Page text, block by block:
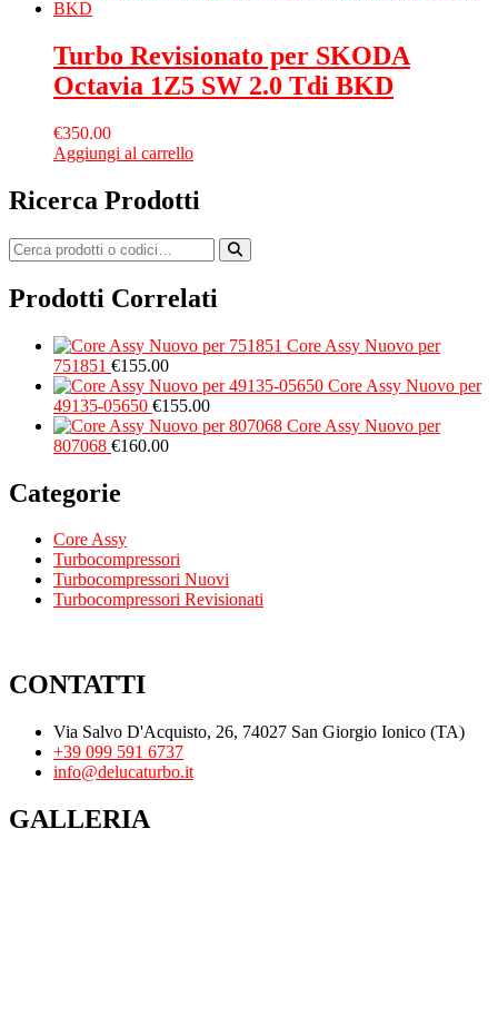
Turbo Revisionato per SKODA
Octavia 1Z5 SW 2.0 Tdi BKD
€350.00
Aggiungi al carrello
Ricerca Prodotti
Prodotti Correlati
Core Assy Nuovo per
751851 €155.00
Core Assy Nuovo per
49135-05650 €155.00
Core Assy Nuovo per
807068 €160.00
Categorie
Core Assy
Turbocompressori
Turbocompressori Nuovi
Turbocompressori Revisionati
CONTATTI
Via Salvo D'Acquisto, 26, 74027 San Giorgio Ionico (TA)
+39 099 591 6737
info@delucaturbo.it
GALLERIA